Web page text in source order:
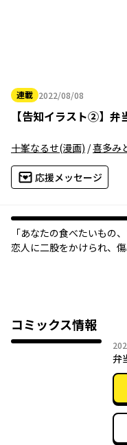
連載 2022/08/08
2022年08月08日
【告知イラスト②】 弁
十峯なるせ(漫画) /喜多み
応援メッセージ
「あなたの食べたいもの
恋人に二股をかけられ、
会った千春は、
凍った心が解けていくのを感
おなかも心もいっぱいな
コミックス情報
弁